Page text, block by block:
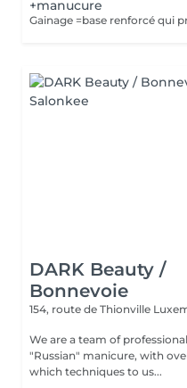
+manucure
DARK Beauty /
Bonnevoie
154, route de Thionville
We are a team of
"Russian" manicure, with over 10
which techniques to us...